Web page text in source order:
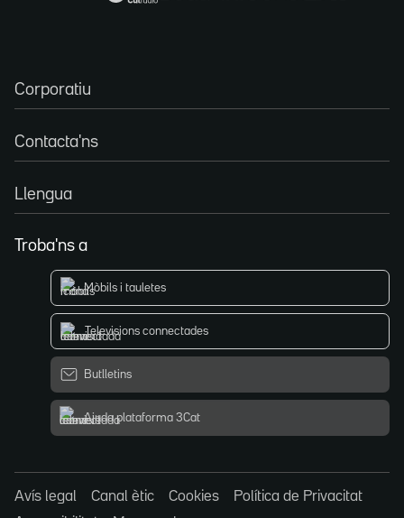
Corporatiu
Contacta'ns
Llengua
Troba'ns a
Mòbils i tauletes
Televisions connectades
Butlletins
Ajuda plataforma 3Cat
Avís legal Canal ètic Cookies
Política de Privacitat